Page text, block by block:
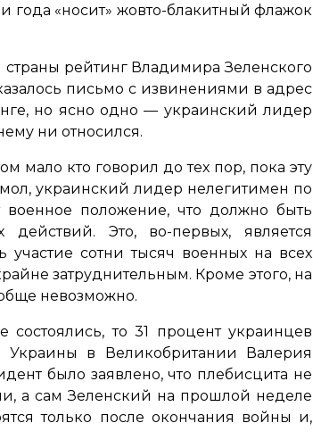
года «носит» жовто-блакитный флажок
страны рейтинг Владимира Зеленского
письмо с извинениями в адрес
но ясно одно — украинский лидер
ни относился.
мало кто говорил до тех пор, пока эту
украинский лидер нелегитимен по
военное положение, что должно быть
Это, во-первых, является
участие сотни тысяч военных на всех
затруднительным. Кроме этого, на
невозможно.
то 31 процент украинцев
в Великобритании Валерия
было заявлено, что плебисцита не
а сам Зеленский на прошлой неделе
только после окончания войны и,